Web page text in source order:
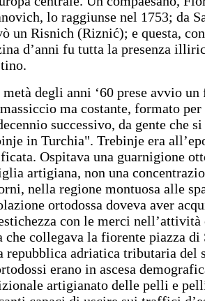
lo raggiunse nel 1753; da
un Risnich (Riznić); e questa,
d’anni fu tutta la presenza
degli anni ‘60 prese avvio
ma costante, formato
successivo, da gente che
in Turchia". Trebinje era
Ospitava una guarnigione
artigiana, non una
nella regione montuosa alle
ortodossa doveva aver
con le merci
che collegava la fiorente piazza di
repubblica adriatica tributaria del
erano in ascesa
artigianato delle pelli e